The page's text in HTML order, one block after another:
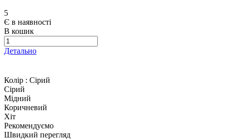
5
Є в наявності
В кошик
Детально
Колір : Сірий
Сірий
Мідний
Коричневий
Хіт
Рекомендуємо
Швидкий перегляд